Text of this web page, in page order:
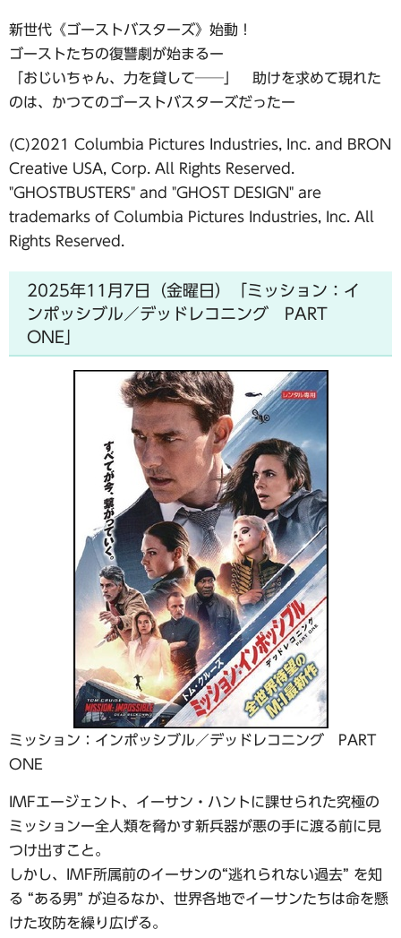
新世代《ゴーストバスターズ》始動！
ゴーストたちの復讐劇が始まるー
「おじいちゃん、力を貸して──」 助けを求めて現れた
のは、かつてのゴーストバスターズだったー
(C)2021 Columbia Pictures Industries, Inc. and BRON
Creative USA, Corp. All Rights Reserved.
"GHOSTBUSTERS" and "GHOST DESIGN" are
trademarks of Columbia Pictures Industries, Inc. All
Rights Reserved.
2025年11月7日（金曜日）「ミッション：イ
ンポッシブル／デッドレコニング PART
ONE」
ミッション：インポッシブル／デッドレコニング PART
ONE
IMFエージェント、イーサン・ハントに課せられた究極の
ミッションー全人類を脅かす新兵器が悪の手に渡る前に見
つけ出すこと。
しかし、IMF所属前のイーサンの“逃れられない過去” を知
る “ある男” が迫るなか、世界各地でイーサンたちは命を懸
けた攻防を繰り広げる。